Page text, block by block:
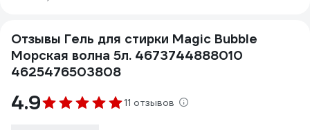
Отзывы Гель для стирки Magic Bubble
Морская волна 5л. 4673744888010
4625476503808
4.9 11 отзывов